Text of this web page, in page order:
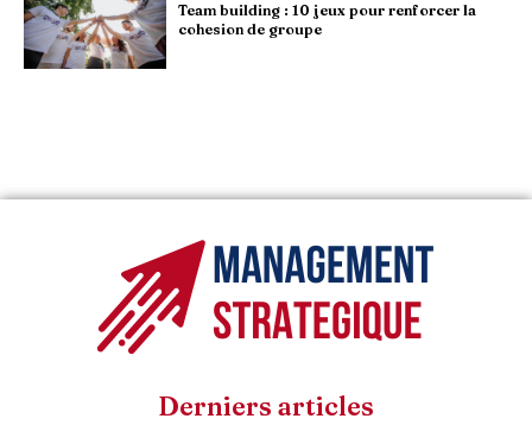
Team building : 10 jeux pour renforcer la
cohesion de groupe
Derniers articles